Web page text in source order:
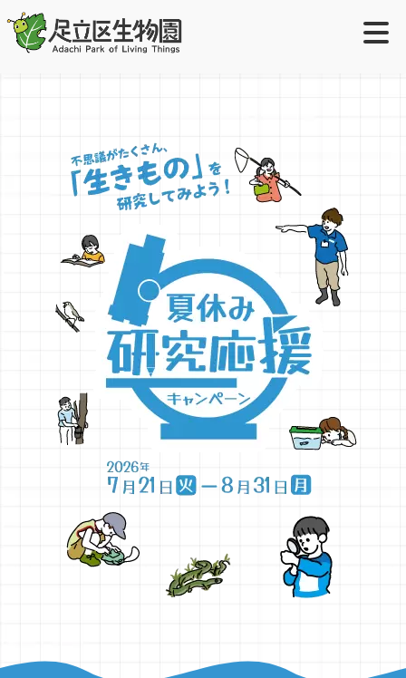
開園時間・休園日
アクセス
障がいをお持ちのお客様へ
小さなお子様連れのお客さまへ
元渕江公園
学校・団体の方へ
生物園団体利用について
出張授業について
職場体験・インターン実習・学芸員実習について
イベント・展示
イベント
園内展示（園内マップ）
生物園の生きもの
活動サポーター
ツシマウラボシシジミ生息域外保全
調査・研究・受賞
オンラインショップ